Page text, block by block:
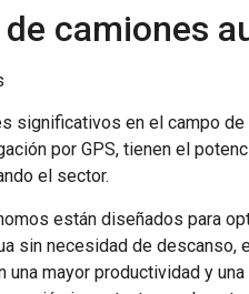
camiones
significativos en el campo
por GPS, tienen el
el sector.
están diseñados para
sin necesidad de
una mayor productividad y